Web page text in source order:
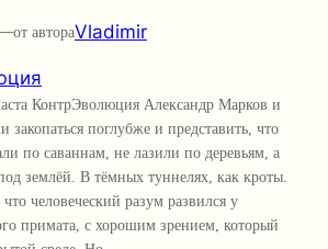
от автораVladimir
КонтрЭволюция Александр Марков и
поглубже и представить, что
по саваннам, не лазили по деревьям, а
землёй. В тёмных туннелях, как кроты.
человеческий разум развился у
примата, с хорошим зрением, который